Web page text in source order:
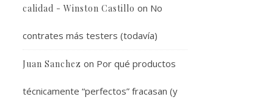
calidad - Winston Castillo on No
contrates más testers (todavía)
Juan Sanchez on Por qué productos
técnicamente “perfectos” fracasan (y